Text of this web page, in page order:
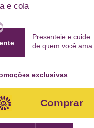
e cola
Presenteie e cuide
de quem você ama.
exclusivas
Comprar